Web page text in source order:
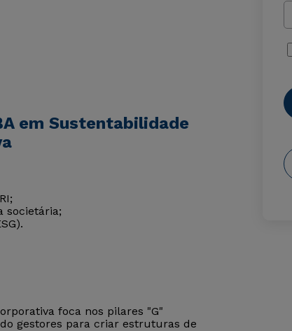
em Sustentabilidade
societária;
foca nos pilares "G"
gestores para criar estruturas de